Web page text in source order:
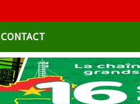
CONTACT